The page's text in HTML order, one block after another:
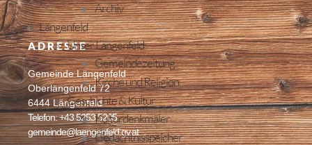
Archiv
Längenfeld
Unser Längenfeld
Gemeindezeitung
Kirche und Religion
Geschichte & Kultur
Kulturdenkmäler
Gedächtnisspeicher
ADRESSE
Gemeinde Längenfeld
Oberlängenfeld 72
6444 Längenfeld
Telefon: +43 5253 5205
gemeinde@laengenfeld.gv.at